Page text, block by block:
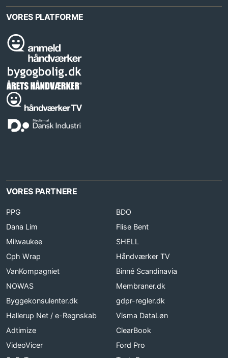
VORES PLATFORME
VORES PARTNERE
PPG
BDO
Dana Lim
Flise Bent
Milwaukee
SHELL
Cph Wrap
Håndværker TV
VanKompagniet
Binné Scandinavia
NOWAS
Membraner.dk
Byggekonsulenter.dk
gdpr-regler.dk
Hallerup Net / e-Regnskab
Visma DataLøn
Adtimize
ClearBook
VideoVicer
Ford Pro